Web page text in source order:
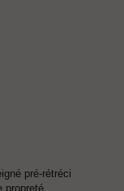
pré-rétréci
propreté